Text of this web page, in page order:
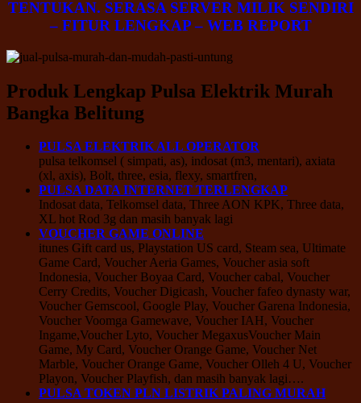
TENTUKAN. SERASA SERVER MILIK SENDIRI
– FITUR LENGKAP – WEB REPORT
Produk Lengkap Pulsa Elektrik Murah
Bangka Belitung
PULSA ELEKTRIK ALL OPERATOR
pulsa telkomsel ( simpati, as), indosat (m3, mentari), axiata
(xl, axis), Bolt, three, esia, flexy, smartfren,
PULSA DATA INTERNET TERLENGKAP
Indosat data, Telkomsel data, Three AON KPK, Three data,
XL hot Rod 3g dan masih banyak lagi
VOUCHER GAME ONLINE
itunes Gift card us, Playstation US card, Steam sea, Ultimate
Game Card, Voucher Aeria Games, Voucher asia soft
Indonesia, Voucher Boyaa Card, Voucher cabal, Voucher
Cerry Credits, Voucher Digicash, Voucher fafeo dynasty war,
Voucher Gemscool, Google Play, Voucher Garena Indonesia,
Voucher Voomga Gamewave, Voucher IAH, Voucher
Ingame,Voucher Lyto, Voucher MegaxusVoucher Main
Game, My Card, Voucher Orange Game, Voucher Net
Marble, Voucher Orange Game, Voucher Olleh 4 U, Voucher
Playon, Voucher Playfish, dan masih banyak lagi….
PULSA TOKEN PLN LISTRIK PALING MURAH